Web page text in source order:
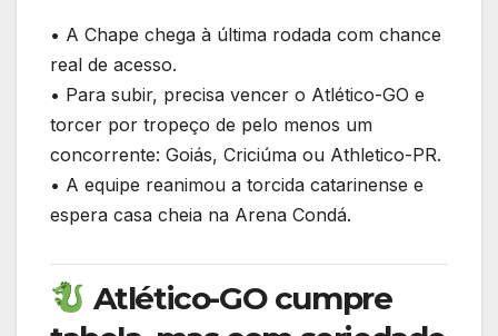
• A Chape chega à última rodada com chance
real de acesso.
• Para subir, precisa vencer o Atlético-GO e
torcer por tropeço de pelo menos um
concorrente: Goiás, Criciúma ou Athletico-PR.
• A equipe reanimou a torcida catarinense e
espera casa cheia na Arena Condá.
Atlético-GO cumpre